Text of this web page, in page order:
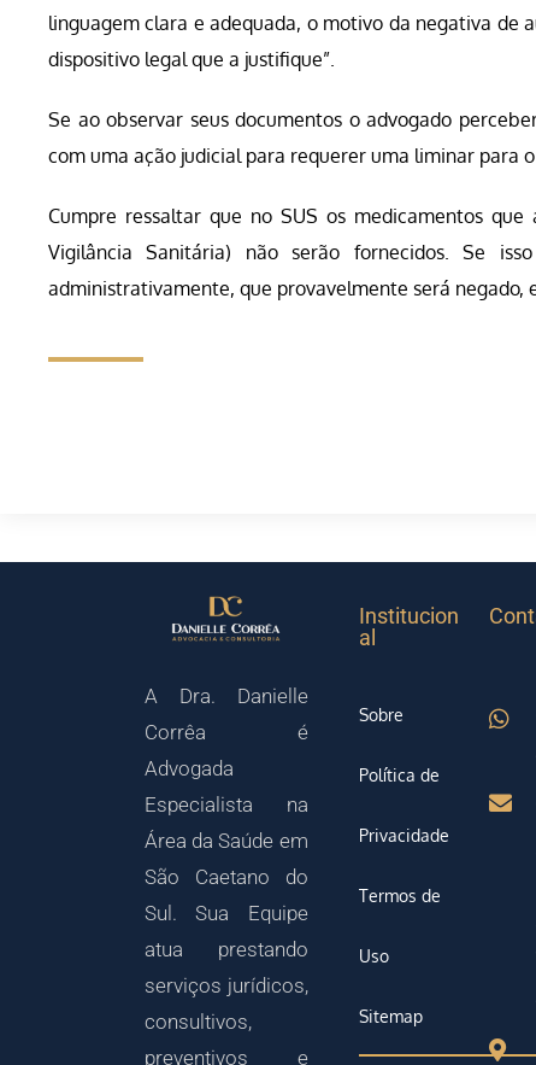
linguagem clara e adequada, o motivo da negativa de
dispositivo legal que a justifique”.
Se ao observar seus documentos o advogado
com uma ação judicial para requerer uma liminar para
Cumpre ressaltar que no SUS os medicamentos
Vigilância Sanitária) não serão fornecidos. Se
administrativamente, que provavelmente será negado,
A Dra. Danielle
Corrêa é
Advogada
Especialista na
Área da Saúde em
São Caetano do
Sul. Sua Equipe
atua prestando
serviços jurídicos,
consultivos,
preventivos e
Institucion
al
Sobre
Política de
Privacidade
Termos de
Uso
Sitemap